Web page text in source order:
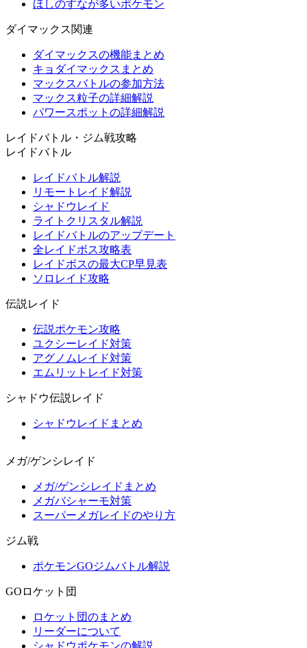
ほしのすなが多いポケモン
ダイマックス関連
ダイマックスの機能まとめ
キョダイマックスまとめ
マックスバトルの参加方法
マックス粒子の詳細解説
パワースポットの詳細解説
レイドバトル・ジム戦攻略
レイドバトル
レイドバトル解説
リモートレイド解説
シャドウレイド
ライトクリスタル解説
レイドバトルのアップデート
全レイドボス攻略表
レイドボスの最大CP早見表
ソロレイド攻略
伝説レイド
伝説ポケモン攻略
ユクシーレイド対策
アグノムレイド対策
エムリットレイド対策
シャドウ伝説レイド
シャドウレイドまとめ
メガ/ゲンシレイド
メガ/ゲンシレイドまとめ
メガバシャーモ対策
スーパーメガレイドのやり方
ジム戦
ポケモンGOジムバトル解説
GOロケット団
ロケット団のまとめ
リーダーについて
シャドウポケモンの解説